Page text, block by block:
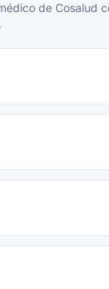
de Cosalud